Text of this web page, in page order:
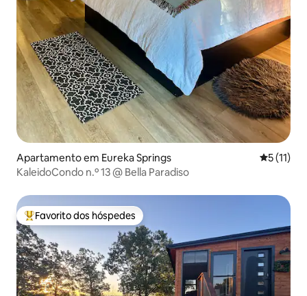
Apartamento em Eureka Springs
5 (11)
KaleidoCondo n.º 13 @ Bella Paradiso
Favoritos dos hóspedes mais apreciados
Favorito dos hóspedes